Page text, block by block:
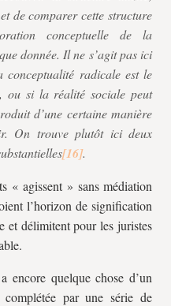
de comparer cette structure
conceptuelle de la
donnée. Il ne s’agit pas ici
radicale est le
ou si la réalité sociale peut
d’une certaine manière
On trouve plutôt ici deux
.
« agissent » sans médiation
l’horizon de signification
et délimitent pour les juristes
encore quelque chose d’un
par une série de